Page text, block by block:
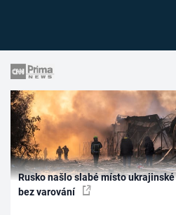
Rusko našlo slabé místo
bez varování